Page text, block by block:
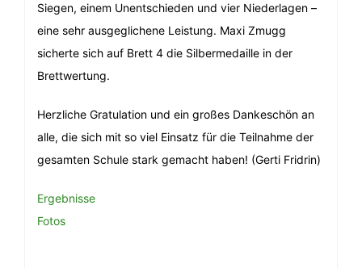
Siegen, einem Unentschieden und vier Niederlagen –
eine sehr ausgeglichene Leistung. Maxi Zmugg
sicherte sich auf Brett 4 die Silbermedaille in der
Brettwertung.
Herzliche Gratulation und ein großes Dankeschön an
alle, die sich mit so viel Einsatz für die Teilnahme der
gesamten Schule stark gemacht haben! (Gerti Fridrin)
Ergebnisse
Fotos